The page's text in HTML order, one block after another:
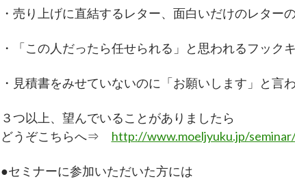
・売り上げに直結するレター、面白いだけのレター
・「この人だったら任せられる」と思われるフック
・見積書をみせていないのに「お願いします」と言
３つ以上、望んでいることがありましたら
どうぞこちらへ⇒ http://www.moeljyuku.jp/
●セミナーに参加いただいた方には